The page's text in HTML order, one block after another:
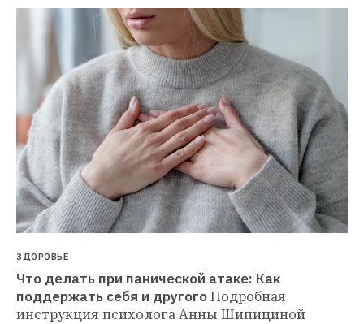
ЗДОРОВЬЕ
Что делать при панической атаке: Как
поддержать себя и другогоПодробная
инструкция психолога Анны Шипициной